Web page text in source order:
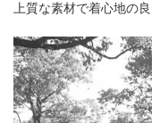
上質な素材で着心地の